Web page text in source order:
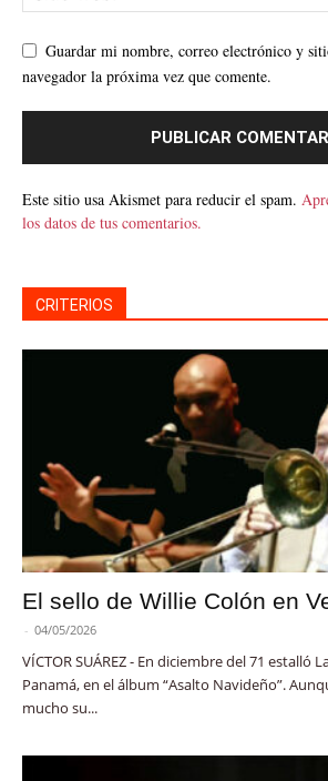
Guardar mi nombre, correo electrónico y
navegador la próxima vez que comente.
Este sitio usa Akismet para reducir el spam.
los datos de tus comentarios.
CRITERIOS
El sello de Willie Colón en
- 04/05/2026
VÍCTOR SUÁREZ - En diciembre del 71 estalló
Panamá, en el álbum “Asalto Navideño”.
mucho su...